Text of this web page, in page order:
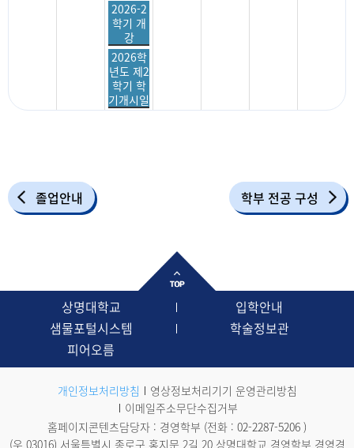
2026-2
학기 개
강
2026학
년도 제2
학기 학
기개시일
졸업안내 학부 전공 구성
상명대학교
입학안내
샘물포털시스템
학술정보관
피어오름
개인정보처리방침
영상정보처리기기 운영관리방침
이메일주소무단수집거부
홈페이지콘텐츠담당자 : 경영학부 (전화 : 02-2287-5206 )
(우 03016) 서울특별시 종로구 홍지문 2길 20 상명대학교 경영학부 경영경